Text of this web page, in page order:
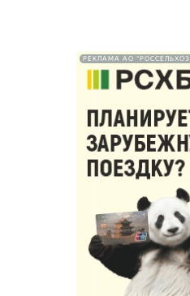
РЕКЛАМА АО